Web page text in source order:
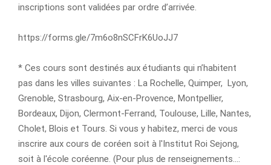
inscriptions sont validées par ordre d’arrivée.
https://forms.gle/7m6o8nSCFrK6UoJJ7
* Ces cours sont destinés aux étudiants qui n’habitent
pas dans les villes suivantes : La Rochelle, Quimper, Lyon,
Grenoble, Strasbourg, Aix-en-Provence, Montpellier,
Bordeaux, Dijon, Clermont-Ferrand, Toulouse, Lille, Nantes,
Cholet, Blois et Tours. Si vous y habitez, merci de vous
inscrire aux cours de coréen soit à l'Institut Roi Sejong,
soit à l'école coréenne. (Pour plus de renseignements...: